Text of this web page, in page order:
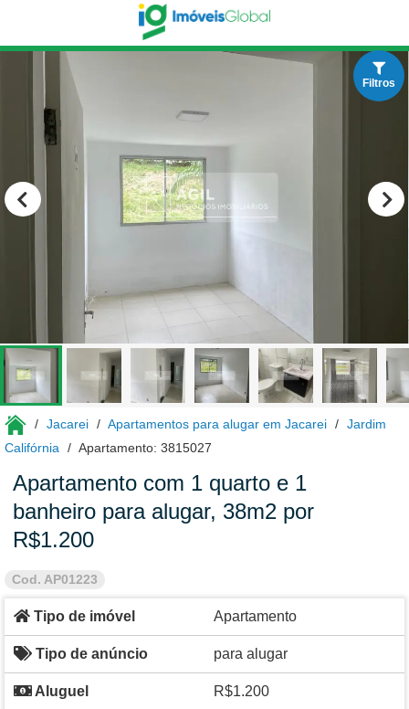
Jacarei Apartamentos para alugar em Jacarei
Jardim
Califórnia
Apartamento: 3815027
Apartamento com 1 quarto e 1
banheiro para alugar, 38m2 por
R$1.200
Cod. AP01223
Tipo de imóvel Apartamento
Tipo de anúncio para alugar
Aluguel R$1.200
Filtros